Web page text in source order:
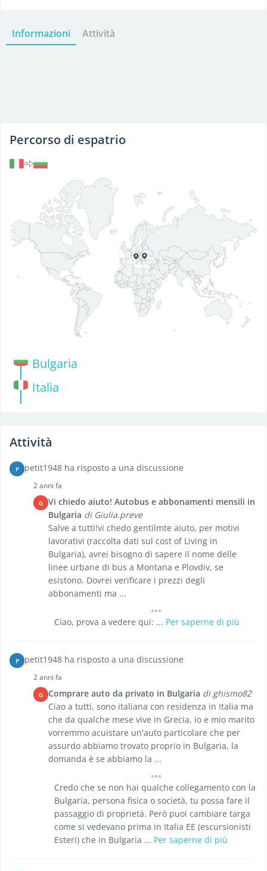
Informazioni Attività
Percorso di espatrio
Bulgaria
Italia
Attività
P petit1948 ha risposto a una discussione
2 anni fa
G
Vi chiedo aiuto! Autobus e abbonamenti mensili in
Bulgaria di Giulia.preve
Salve a tutti!vi chedo gentilmte aiuto, per motivi
lavorativi (raccolta dati sul cost of Living in
Bulgaria), avrei bisogno di sapere il nome delle
linee urbane di bus a Montana e Plovdiv, se
esistono. Dovrei verificare i prezzi degli
abbonamenti ma ...
Ciao, prova a vedere qui: ... Per saperne di più
P petit1948 ha risposto a una discussione
2 anni fa
G Comprare auto da privato in Bulgaria di ghismo82
Ciao a tutti, sono italiana con residenza in Italia ma
che da qualche mese vive in Grecia, io e mio marito
vorremmo acuistare un'auto particolare che per
assurdo abbiamo trovato proprio in Bulgaria, la
domanda è se abbiamo la ...
Credo che se non hai qualche collegamento con la
Bulgaria, persona fisica o società, tu possa fare il
passaggio di proprietà. Però puoi cambiare targa
come si vedevano prima in Italia EE (escursionisti
Esteri) che in Bulgaria ... Per saperne di più